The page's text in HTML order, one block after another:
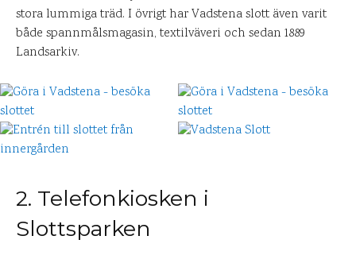
stora lummiga träd. I övrigt har Vadstena slott även varit
både spannmålsmagasin, textilväveri och sedan 1889
Landsarkiv.
2. Telefonkiosken i
Slottsparken